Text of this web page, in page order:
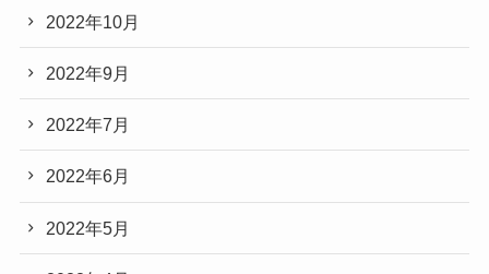
2022年10月
2022年9月
2022年7月
2022年6月
2022年5月